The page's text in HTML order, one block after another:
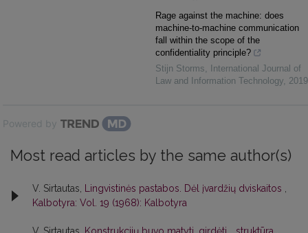
Rage against the machine: does
machine-to-machine communication
fall within the scope of the
confidentiality principle?
Stijn Storms,
International Journal of
Law and Information Technology, 2019
Powered by
Most read articles by the same author(s)
V. Sirtautas, Lingvistinės pastabos. Dėl įvardžių dviskaitos
Kalbotyra: Vol. 19 (1968): Kalbotyra